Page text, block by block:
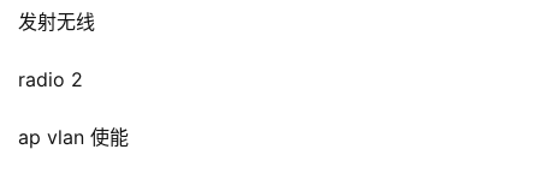
发射无线
radio 2
ap vlan 使能